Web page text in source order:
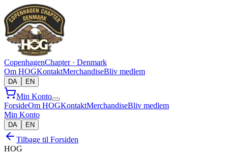
CopenhagenChapter · Denmark
Om HOGKontaktMerchandiseBliv medlem
DA EN
Min Konto
ForsideOm HOGKontaktMerchandiseBliv medlem
Min Konto
DA EN
Tilbage til Forsiden
HOG